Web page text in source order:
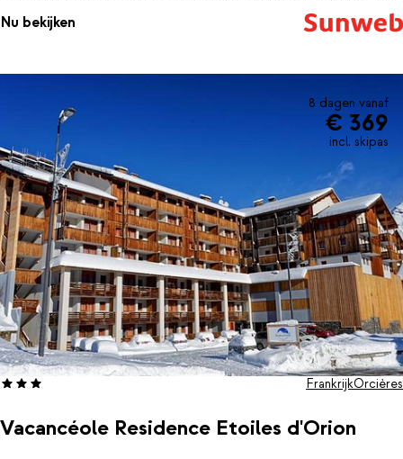
verschillende shows. Hier vind je alle ingrediënten voor een uniek
Nu bekijken
8 dagen vanaf
€ 369
incl. skipas
Vacancéole Residence Etoiles d'Orion
FrankrijkOrcières